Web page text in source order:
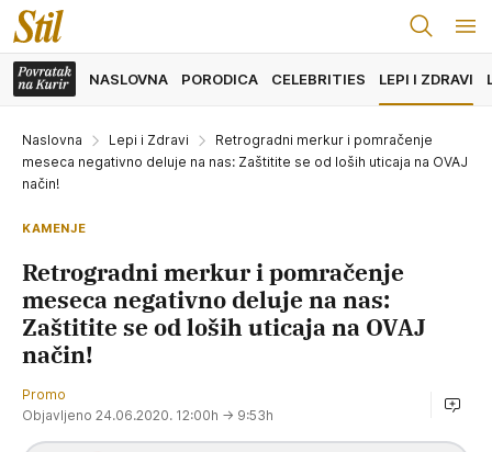
NASLOVNA PORODICA CELEBRITIES LEPI I ZDRAVI
Naslovna Lepi i Zdravi
Retrogradni merkur i pomračenje
meseca negativno deluje na nas: Zaštitite se od loših uticaja na OVAJ
način!
KAMENJE
Retrogradni merkur i pomračenje
meseca negativno deluje na nas:
Zaštitite se od loših uticaja na OVAJ
način!
Promo
Objavljeno 24.06.2020. 12:00h → 9:53h